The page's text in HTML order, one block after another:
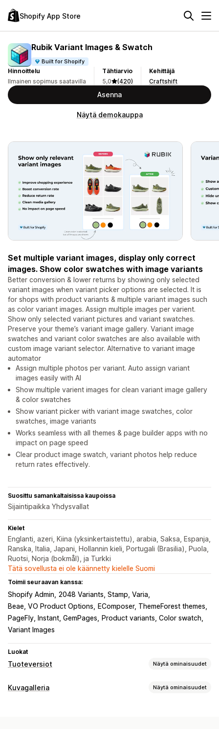
Shopify App Store
Rubik Variant Images & Swatch
Built for Shopify
Hinnoittelu
Ilmainen sopimus saatavilla
Tähtiarvio
5,0
(420)
Kehittäjä
Craftshift
Asenna
Näytä demokauppa
Set multiple variant images, display only correct
images. Show color swatches with image variants
Better conversion & lower returns by showing only selected
variant images when variant picker options are selected. It is
for shops with product variants & multiple variant images such
as color variant images. Assign multiple images per varient.
Show only selected variant pictures and variant swatches.
Preserve your theme’s variant image gallery. Variant image
swatches and variant color swatches are also available with
custom image variant selector. Alternative to variant image
automator
Assign multiple photos per variant. Auto assign variant
images easily with AI
Show multiple varient images for clean variant image gallery
& color swatches
Show variant picker with variant image swatches, color
swatches, image variants
Works seamless with all themes & page builder apps with no
impact on page speed
Clear product image swatch, variant photos help reduce
return rates effectively.
Suosittu samankaltaisissa kaupoissa
Sijaintipaikka Yhdysvallat
Kielet
Englanti, azeri, Kiina (yksinkertaistettu), arabia, Saksa, Espanja,
Ranska, Italia, Japani, Hollannin kieli, Portugali (Brasilia), Puola,
Ruotsi, Norja (bokmål), ja Turkki
Tätä sovellusta ei ole käännetty kielelle Suomi
Toimii seuraavan kanssa:
Shopify Admin 2048 Variants, Stamp, Varia
Beae, VO Product Options
EComposer, ThemeForest themes
PageFly, Instant, GemPages
Product variants, Color swatch
Variant Images
Luokat
Tuoteversiot Näytä ominaisuudet
Mukautukset
Kuvagalleria Näytä ominaisuudet